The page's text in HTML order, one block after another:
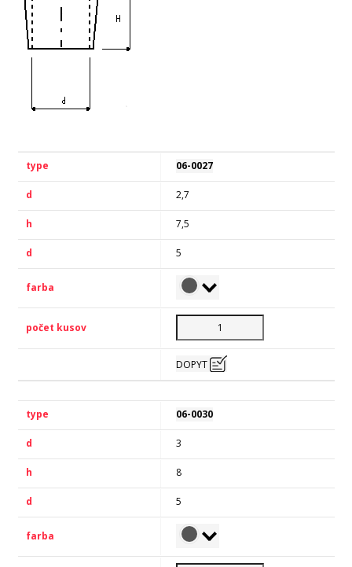
06-0027
2,7
7,5
5
DOPYT
06-0030
3
8
5